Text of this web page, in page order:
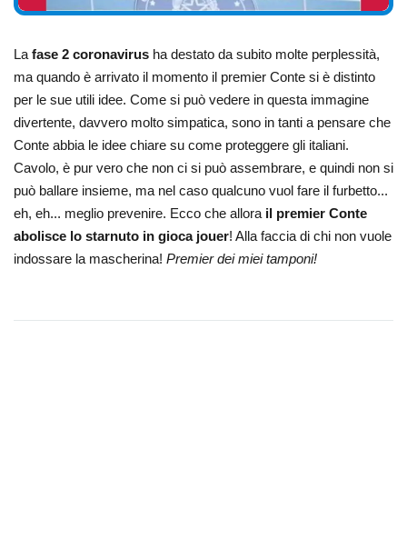
La fase 2 coronavirus ha destato da subito molte perplessità,
ma quando è arrivato il momento il premier Conte si è distinto
per le sue utili idee. Come si può vedere in questa immagine
divertente, davvero molto simpatica, sono in tanti a pensare che
Conte abbia le idee chiare su come proteggere gli italiani.
Cavolo, è pur vero che non ci si può assembrare, e quindi non si
può ballare insieme, ma nel caso qualcuno vuol fare il furbetto...
eh, eh... meglio prevenire. Ecco che allora il premier Conte
abolisce lo starnuto in gioca jouer! Alla faccia di chi non vuole
indossare la mascherina! Premier dei miei tamponi!